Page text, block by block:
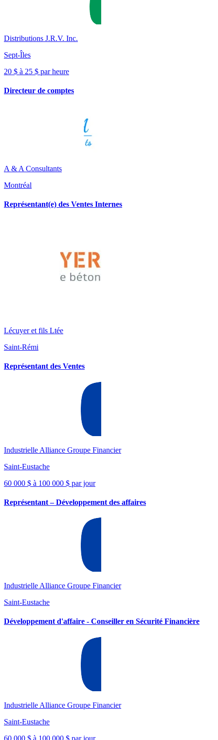
Distributions J.R.V. Inc.
Sept-Îles
20 $ à 25 $ par heure
Directeur de comptes
A & A Consultants
Montréal
Représentant(e) des Ventes Internes
Lécuyer et fils Ltée
Saint-Rémi
Représentant des Ventes
Industrielle Alliance Groupe Financier
Saint-Eustache
60 000 $ à 100 000 $ par jour
Représentant – Développement des affaires
Industrielle Alliance Groupe Financier
Saint-Eustache
Développement d'affaire - Conseiller en Sécurité Financière
Industrielle Alliance Groupe Financier
Saint-Eustache
60 000 $ à 100 000 $ par jour